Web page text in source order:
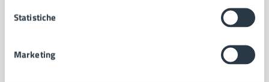
Statistiche
Marketing
Ambiente